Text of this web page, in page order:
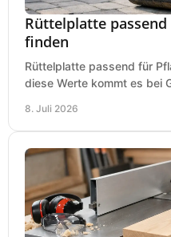
Rüttelplatte
finden
Rüttelplatte passend für
diese Werte kommt es bei
8. Juli 2026